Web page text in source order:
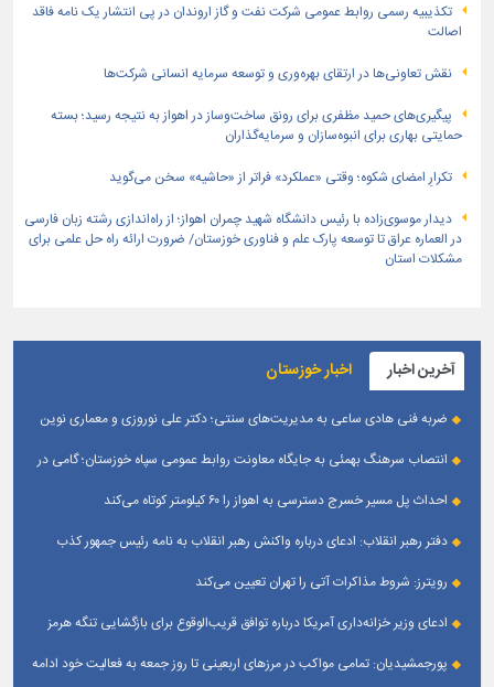
تكذیبیه رسمی روابط عمومی شركت نفت و گاز اروندان در پی انتشار یک نامه فاقد
اصالت
نقش تعاونی‌ها در ارتقای بهره‌وری و توسعه سرمایه انسانی شرکت‌ها
پیگیری‌های حمید مظفری برای رونق ساخت‌وساز در اهواز به نتیجه رسید؛ بسته
حمایتی بهاری برای انبوه‌سازان و سرمایه‌گذاران
تکرارِ امضای شکوه؛ وقتی «عملکرد» فراتر از «حاشیه» سخن می‌گوید
دیدار موسوی‌زاده با رئیس دانشگاه شهید چمران اهواز؛ از راه‌اندازی رشته زبان فارسی
در العماره عراق تا توسعه پارک علم و فناوری خوزستان/ ضرورت ارائه راه حل علمی برای
مشکلات استان
آخرین اخبار اخبار خوزستان
ضربه فنی هادی ساعی به مدیریت‌های سنتی؛ دکتر علی نوروزی و معماری نوین
انتصاب سرهنگ بهمئی به جایگاه معاونت روابط عمومی سپاه خوزستان؛ گامی در
احداث پل مسیر خسرج دسترسی به اهواز را ۶۰ کیلومتر کوتاه می‌کند
دفتر رهبر انقلاب: ادعای درباره واکنش رهبر انقلاب به نامه رئیس جمهور کذب
رویترز: شروط مذاکرات آتی را تهران تعیین می‌کند
ادعای وزیر خزانه‌داری آمریکا درباره توافق قریب‌الوقوع برای بازگشایی تنگه هرمز
پورجمشیدیان: تمامی مواکب در مرزهای اربعینی تا روز جمعه به فعالیت خود ادامه